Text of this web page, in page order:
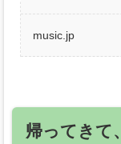
music.jp
帰ってきて